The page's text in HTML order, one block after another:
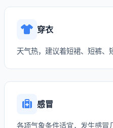
穿衣
天气热，建议着短裙、短裤、
感冒
各项气象条件适宜，发生感冒